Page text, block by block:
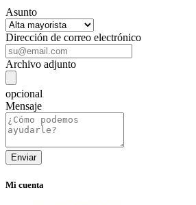
Asunto
Dirección de correo electrónico
Archivo adjunto
opcional
Mensaje
Mi cuenta